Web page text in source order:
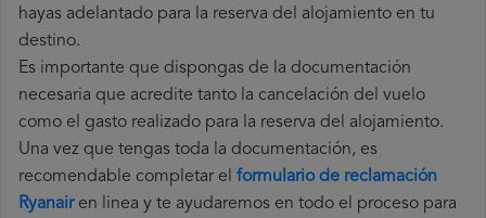
hayas adelantado para la reserva del alojamiento en tu
destino.
Es importante que dispongas de la documentación
necesaria que acredite tanto la cancelación del vuelo
como el gasto realizado para la reserva del alojamiento.
Una vez que tengas toda la documentación, es
recomendable completar el formulario de reclamación
Ryanairen linea y te ayudaremos en todo el proceso para